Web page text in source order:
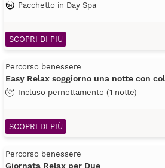
Pacchetto in Day Spa
SCOPRI DI PIÙ
Percorso benessere
Easy Relax soggiorno una notte con
Incluso pernottamento (1 notte)
SCOPRI DI PIÙ
Percorso benessere
Giornata Relax per Due